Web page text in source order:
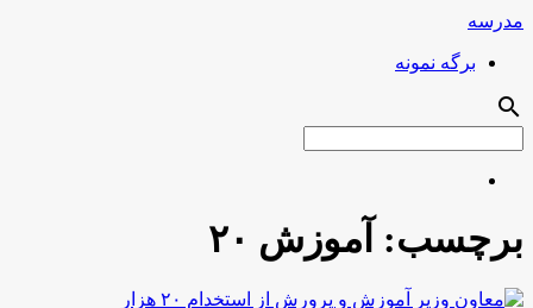
مدرسه
برگه نمونه
search
برچسب: آموزش ۲۰